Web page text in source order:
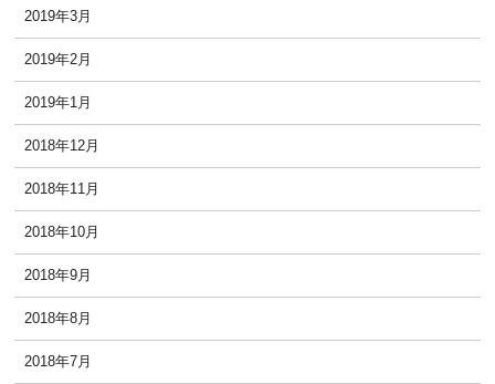
2019年3月
2019年2月
2019年1月
2018年12月
2018年11月
2018年10月
2018年9月
2018年8月
2018年7月